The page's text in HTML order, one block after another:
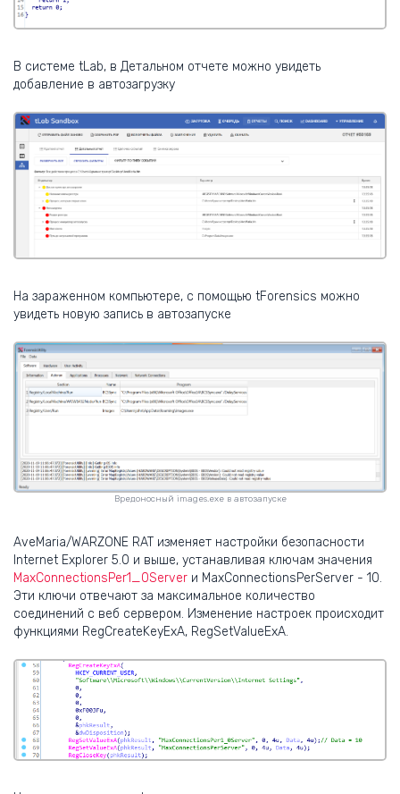
В системе tLab, в Детальном отчете можно увидеть
добавление в автозагрузку
На зараженном компьютере, с помощью tForensics можно
увидеть новую запись в автозапуске
Вредоносный images.exe в автозапуске
AveMaria/WARZONE RAT изменяет настройки безопасности
Internet Explorer 5.0 и выше, устанавливая ключам значения
MaxConnectionsPer1_0Server и MaxConnectionsPerServer - 10.
Эти ключи отвечают за максимальное количество
соединений с веб сервером. Изменение настроек происходит
функциями RegCreateKeyExA, RegSetValueExA.